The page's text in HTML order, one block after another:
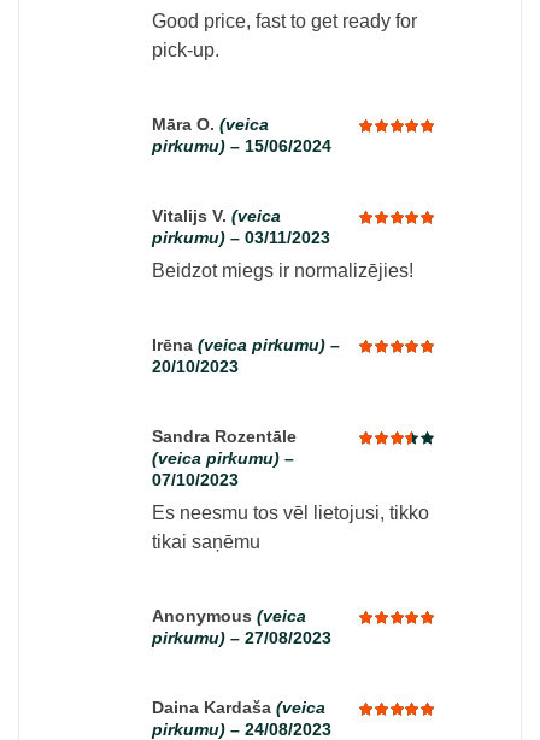
out of 5
Good price, fast to get ready for
pick-up.
Māra O. (veica
pirkumu) – 15/06/2024
out of 5
Vitalijs V. (veica
pirkumu) – 03/11/2023
Beidzot miegs ir normalizējies!
Irēna (veica pirkumu) –
20/10/2023
of 5
Sandra Rozentāle
(veica pirkumu) –
07/10/2023
Es neesmu tos vēl lietojusi, tikko
tikai saņēmu
Anonymous (veica
pirkumu) – 27/08/2023
Daina Kardaša (veica
pirkumu) – 24/08/2023